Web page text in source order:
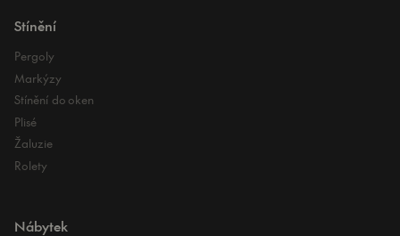
Stínění
Pergoly
Markýzy
Stínění do oken
Plisé
Žaluzie
Rolety
Nábytek